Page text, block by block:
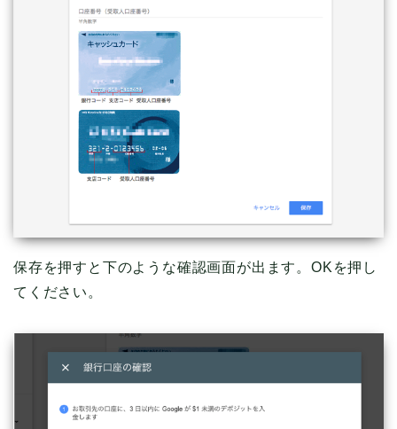
保存を押すと下のような確認画面が出ます。OKを押し
てください。